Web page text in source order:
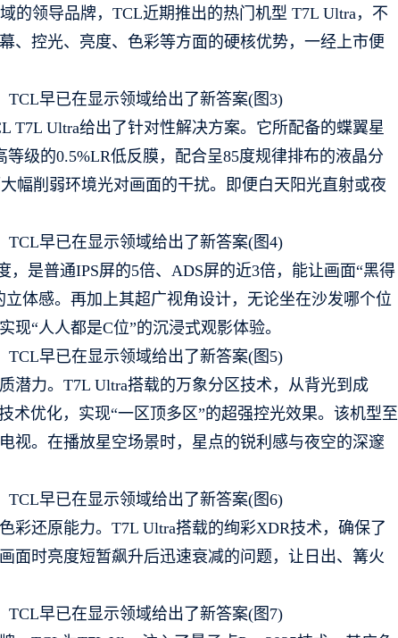
的领导品牌，TCL近期推出的热门机型 T7L Ultra，不
、控光、亮度、色彩等方面的硬核优势，一经上市便
T7L Ultra给出了针对性解决方案。它所配备的蝶翼星
级的0.5%LR低反膜，配合呈85度规律排布的液晶分
幅削弱环境光对画面的干扰。即便白天阳光直射或夜
是普通IPS屏的5倍、ADS屏的近3倍，能让画面“黑得
体感。再加上其超广视角设计，无论坐在沙发哪个位
“人人都是C位”的沉浸式观影体验。
潜力。T7L Ultra搭载的万象分区技术，从背光到成
术优化，实现“一区顶多区”的超强控光效果。该机型至
视。在播放星空场景时，星点的锐利感与夜空的深邃
彩还原能力。T7L Ultra搭载的绚彩XDR技术，确保了
面时亮度短暂飙升后迅速衰减的问题，让日出、篝火